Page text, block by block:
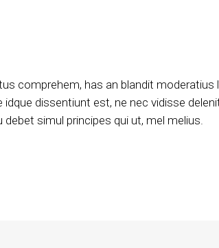
comprehem, has an blandit
dissentiunt est, ne nec vidisse
simul principes qui ut, mel melius.